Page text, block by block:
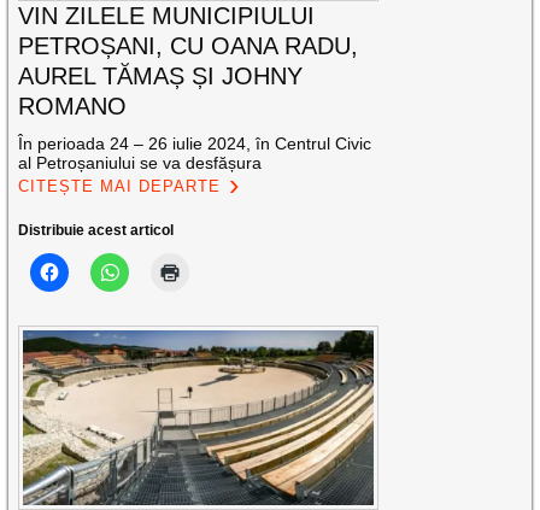
VIN ZILELE MUNICIPIULUI
PETROȘANI, CU OANA RADU,
AUREL TĂMAȘ ȘI JOHNY
ROMANO
În perioada 24 – 26 iulie 2024, în Centrul Civic
al Petroșaniului se va desfășura
CITEȘTE MAI DEPARTE
Distribuie acest articol